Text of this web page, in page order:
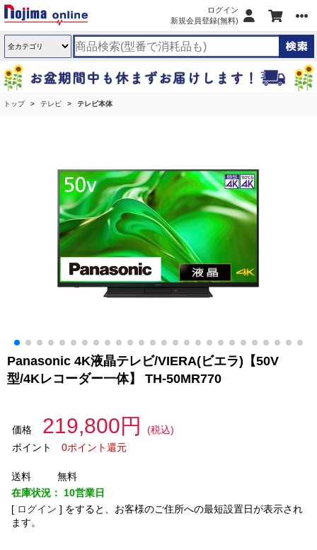
ログイン
新規会員登録(無料)
トップ テレビ テレビ本体
Panasonic 4K液晶テレビ/VIERA(ビエラ)【50V
型/4Kレコーダー一体】 TH-50MR770
価格 219,800円
(税込)
ポイント
0ポイント還元
送料
無料
在庫状況： 10営業日
[ ログイン ] をすると、お客様のご住所への最短設置日が表示され
ます。